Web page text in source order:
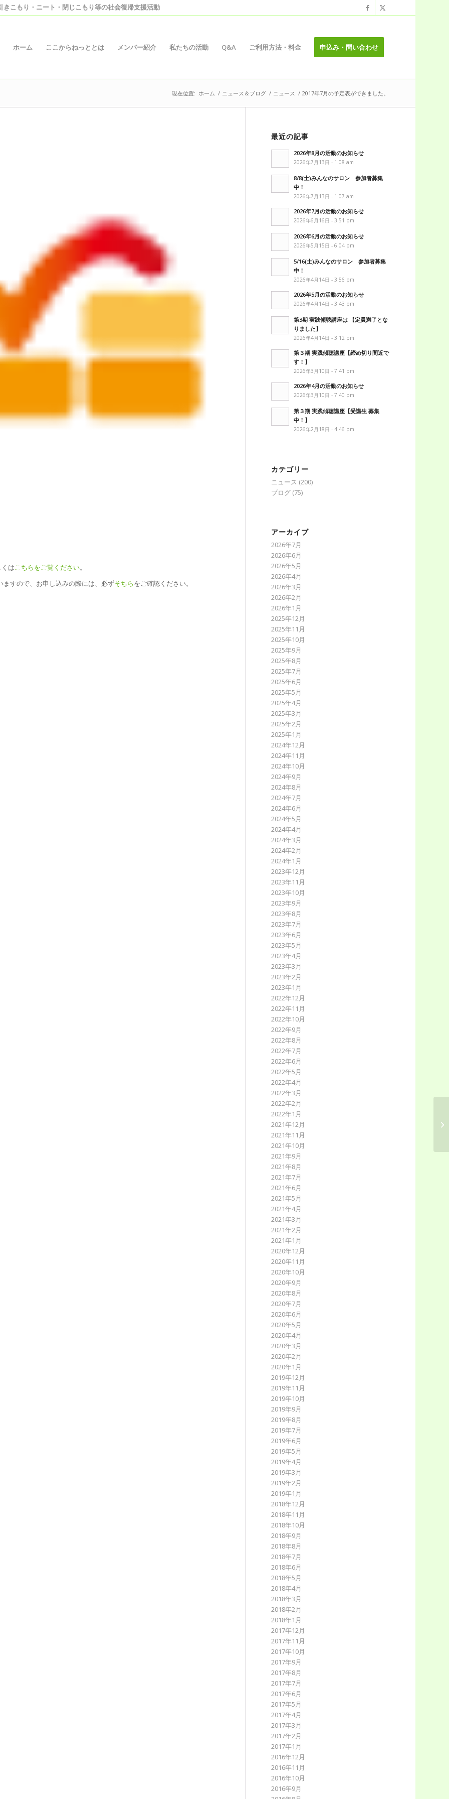
きこもり・ニート・閉じこもり等の社会復帰支援活動
ホーム ここからねっととは メンバー紹介 私たちの活動 Q&A ご利用方法・料金 申込み・問い合わせ
現在位置: ホーム / ニュース＆ブログ / ニュース / 2017年7月の予定表ができました。
はこちらをご覧ください。
ますので、お申し込みの際には、必ずそちらをご確認ください。
最近の記事
2026年8月の活動のお知らせ
2026年7月13日 - 1:08 am
8/8(土)みんなのサロン 参加者募集
中！
2026年7月13日 - 1:07 am
2026年7月の活動のお知らせ
2026年6月16日 - 3:51 pm
2026年6月の活動のお知らせ
2026年5月15日 - 6:04 pm
5/16(土)みんなのサロン 参加者募集
中！
2026年4月14日 - 3:56 pm
2026年5月の活動のお知らせ
2026年4月14日 - 3:43 pm
第3期 実践傾聴講座は 【定員満了とな
りました】
2026年4月14日 - 3:12 pm
第３期 実践傾聴講座【締め切り間近で
す！】
2026年3月10日 - 7:41 pm
2026年4月の活動のお知らせ
2026年3月10日 - 7:40 pm
第３期 実践傾聴講座【受講生 募集
中！】
2026年2月18日 - 4:46 pm
カテゴリー
ニュース (200)
ブログ (75)
アーカイブ
2026年7月
2026年6月
2026年5月
2026年4月
2026年3月
2026年2月
2026年1月
2025年12月
2025年11月
2025年10月
2025年9月
2025年8月
2025年7月
2025年6月
2025年5月
2025年4月
2025年3月
2025年2月
2025年1月
2024年12月
2024年11月
2024年10月
2024年9月
2024年8月
2024年7月
2024年6月
2024年5月
2024年4月
2024年3月
2024年2月
2024年1月
2023年12月
2023年11月
2023年10月
2023年9月
2023年8月
2023年7月
2023年6月
2023年5月
2023年4月
2023年3月
2023年2月
2023年1月
2022年12月
2022年11月
2022年10月
2022年9月
2022年8月
2022年7月
2022年6月
2022年5月
2022年4月
2022年3月
2022年2月
2022年1月
2021年12月
2021年11月
2021年10月
2021年9月
2021年8月
2021年7月
2021年6月
2021年5月
2021年4月
2021年3月
2021年2月
2021年1月
2020年12月
2020年11月
2020年10月
2020年9月
2020年8月
2020年7月
2020年6月
2020年5月
2020年4月
2020年3月
2020年2月
2020年1月
2019年12月
2019年11月
2019年10月
2019年9月
2019年8月
2019年7月
2019年6月
2019年5月
2019年4月
2019年3月
2019年2月
2019年1月
2018年12月
2018年11月
2018年10月
2018年9月
2018年8月
2018年7月
2018年6月
2018年5月
2018年4月
2018年3月
2018年2月
2018年1月
2017年12月
2017年11月
2017年10月
2017年9月
2017年8月
2017年7月
2017年6月
2017年5月
2017年4月
2017年3月
2017年2月
2017年1月
2016年12月
2016年11月
2016年10月
2016年9月